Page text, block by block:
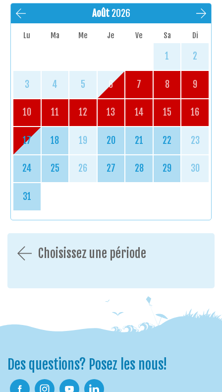
Août 2026
Lu Ma Me Je Ve Sa Di
1 2
3 4 5 6 7 8 9
10 11 12 13 14 15 16
17 18 19 20 21 22 23
24 25 26 27 28 29 30
31
Choisissez une période
Des questions? Posez les nous!